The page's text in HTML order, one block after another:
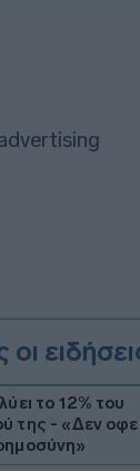
οι
το 12% του
της - «Δεν